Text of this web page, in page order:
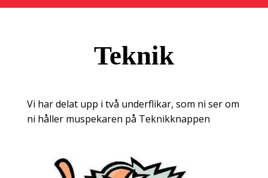
Teknik
Vi har delat upp i två underflikar, som ni ser om
ni håller muspekaren på Teknikknappen